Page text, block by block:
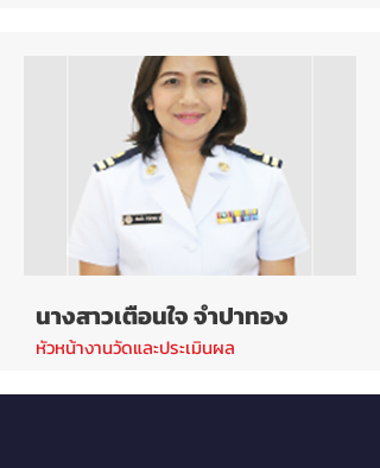
นางสาวเตือนใจ จำปาทอง
หัวหน้างานวัดและประเมินผล